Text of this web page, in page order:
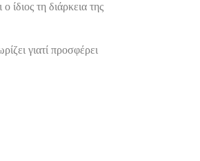
ίδιος τη διάρκεια της
γιατί προσφέρει